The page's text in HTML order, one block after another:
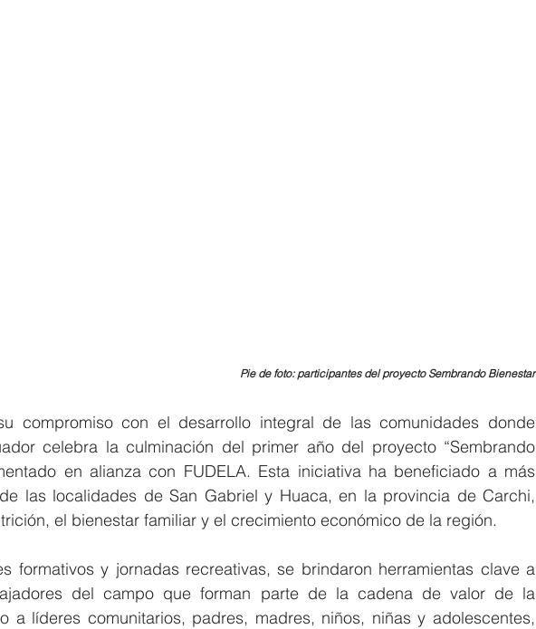
Pie de foto: participantes del proyecto Sembrando Bienestar
compromiso con el desarrollo integral de las comunidades donde
celebra la culminación del primer año del proyecto “Sembrando
en alianza con FUDELA. Esta iniciativa ha beneficiado a más
las localidades de San Gabriel y Huaca, en la provincia de Carchi,
el bienestar familiar y el crecimiento económico de la región.
formativos y jornadas recreativas, se brindaron herramientas clave a
del campo que forman parte de la cadena de valor de la
a líderes comunitarios, padres, madres, niños, niñas y adolescentes,